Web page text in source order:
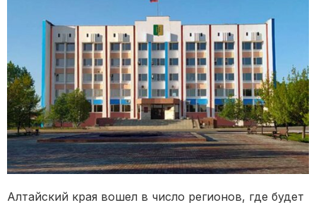
Алтайский края вошел в число регионов, где будет